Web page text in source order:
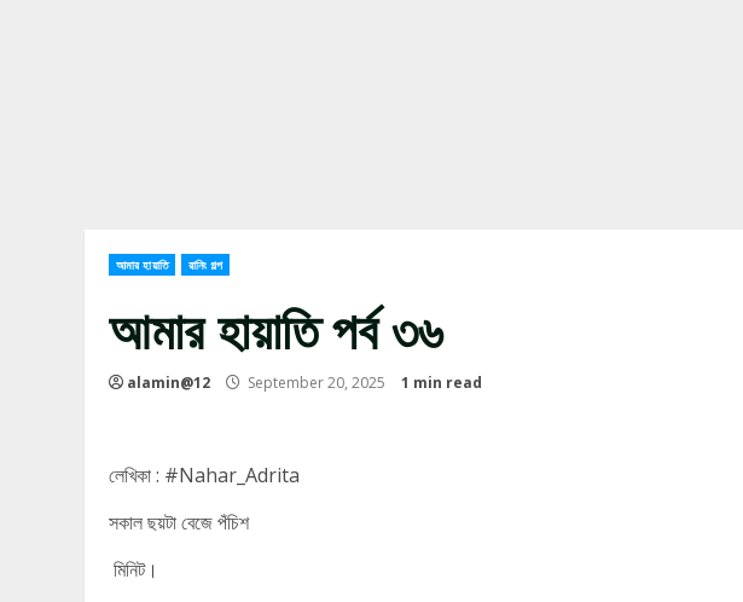
আমার হায়াতি রানিং গল্প
আমার হায়াতি পর্ব ৩৬
alamin@12 September 20, 2025 1 min read
লেখিকা : #Nahar_Adrita
সকাল ছয়টা বেজে পঁচিশ
মিনিট।